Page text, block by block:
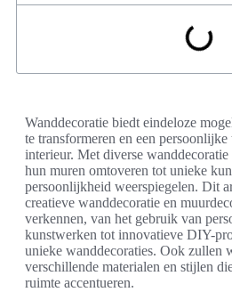
Wanddecoratie biedt eindeloze
te transformeren en een
interieur. Met diverse
hun muren omtoveren tot unieke
persoonlijkheid weerspiegelen. Dit
creatieve wanddecoratie en
verkennen, van het gebruik van
kunstwerken tot innovatieve DIY-
unieke wanddecoraties. Ook zullen
verschillende materialen en stijlen
ruimte accentueren.